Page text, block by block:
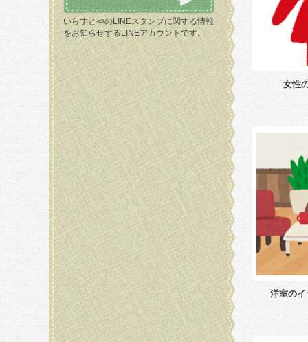
いらすとやのLINEスタンプに関する情報
をお知らせするLINEアカウントです。
女性
洋室の